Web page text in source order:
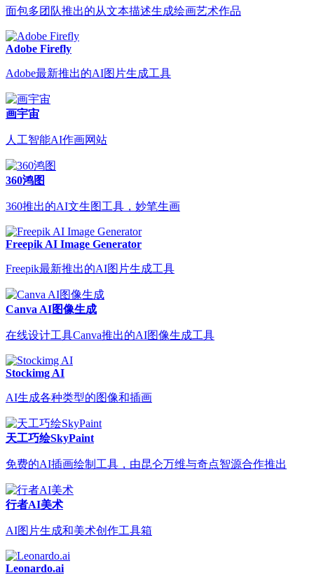
面包多团队推出的从文本描述生成绘画艺术作品
Adobe Firefly
Adobe最新推出的AI图片生成工具
画宇宙
人工智能AI作画网站
360鸿图
360推出的AI文生图工具，妙笔生画
Freepik AI Image Generator
Freepik最新推出的AI图片生成工具
Canva AI图像生成
在线设计工具Canva推出的AI图像生成工具
Stockimg AI
AI生成各种类型的图像和插画
天工巧绘SkyPaint
免费的AI插画绘制工具，由昆仑万维与奇点智源合作推出
行者AI美术
AI图片生成和美术创作工具箱
Leonardo.ai